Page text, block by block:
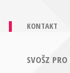
KONTAKT
SVOŠZ